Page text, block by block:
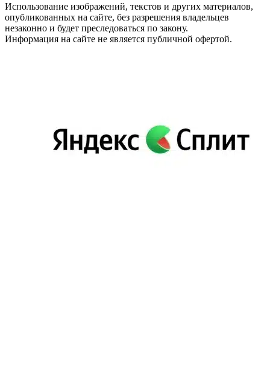
Использование изображений, текстов и других материалов,
опубликованных на сайте, без разрешения владельцев
незаконно и будет преследоваться по закону.
Информация на сайте не является публичной офертой.